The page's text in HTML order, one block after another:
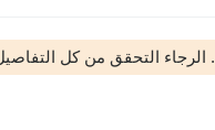
التحقق من كل